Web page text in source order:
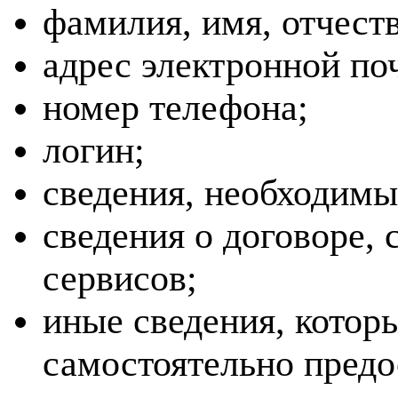
фамилия, имя,
адрес электронной
номер телефона;
логин;
сведения,
сведения о договоре,
сервисов;
иные сведения,
самостоятельно